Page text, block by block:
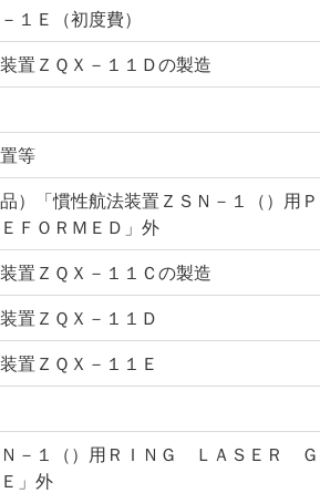
１Ｅ（初度費）
置ＺＱＸ－１１Ｄの製造
等
）「慣性航法装置ＺＳＮ－１（）用Ｐ
ＦＯＲＭＥＤ」外
置ＺＱＸ－１１Ｃの製造
置ＺＱＸ－１１Ｄ
置ＺＱＸ－１１Ｅ
Ｎ－１（）用ＲＩＮＧ ＬＡＳＥＲ Ｇ
」外